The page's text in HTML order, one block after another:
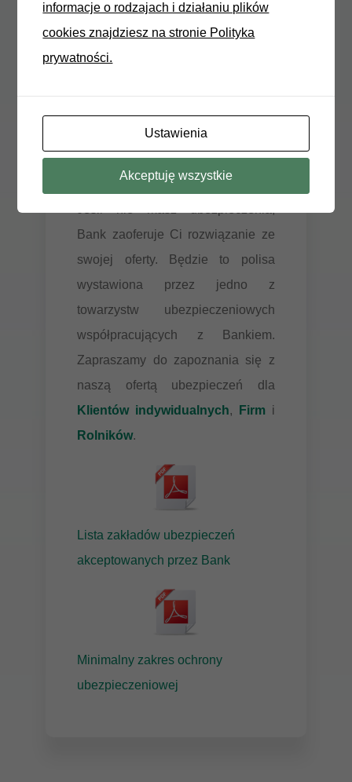
oraz niewspółpracujących z
Bankiem), których ubezpieczenia
są aktualnie akceptowane przez
Bank, jako zabezpieczenie kredytu,
jeśli spełniają opisane minimalne
ubezpieczeniowej.
Bank zaoferuje Ci rozwiązanie ze
swojej oferty. Będzie to polisa
wystawiona przez jedno z
towarzystw ubezpieczeniowych
współpracujących z Bankiem.
Zapraszamy do zapoznania się z
naszą ofertą ubezpieczeń dla
Klientów indywidualnych, Firm i
Rolników.
Lista zakładów ubezpieczeń
akceptowanych przez Bank
Minimalny zakres ochrony
ubezpieczeniowej
informacje o rodzajach i działaniu plików
cookies znajdziesz na stronie Polityka
prywatności.
Ustawienia
Akceptuję wszystkie